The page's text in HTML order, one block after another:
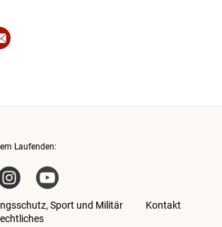
Website-Empfehlung: Gesuch um
Laufenden:
InstagramYouTube
Sport und Militär
Kontakt